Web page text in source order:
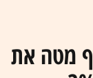
מטה את